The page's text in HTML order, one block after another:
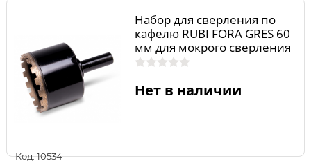
Код: 10534
Набор для сверления по
кафелю RUBI FORA GRES 60
мм для мокрого сверления
04987
Нет в наличии